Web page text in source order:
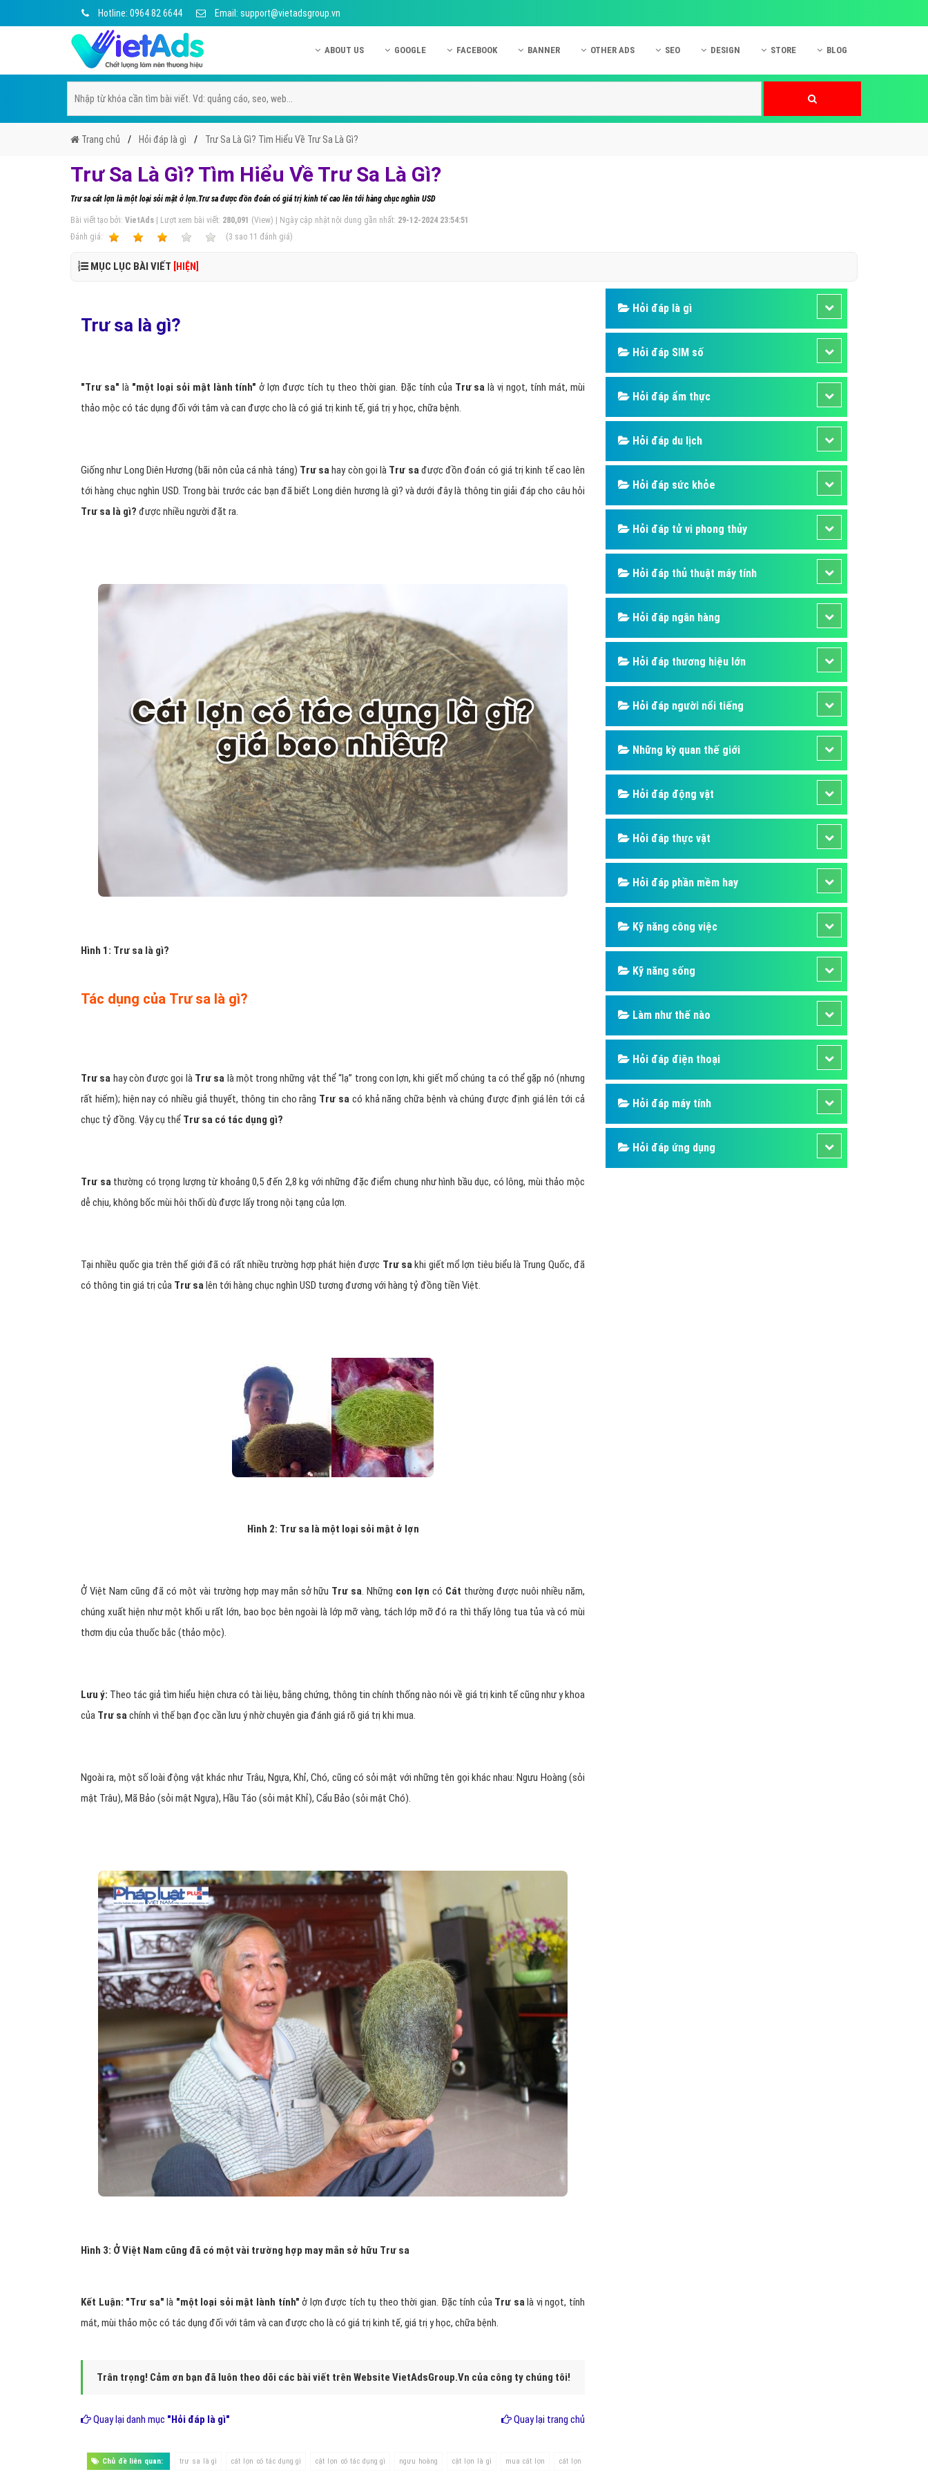
Hotline: 0964 82 6644 Email: support@vietadsgroup.vn
ABOUT US
Chính sách bảo mật Việt Ads
GOOGLE FACEBOOK BANNER OTHER ADS
Dịch vụ Domain & Hosting
Hỏi đáp phần mềm
Hỏi đáp quảng cáo TVC
Hỏi đáp quảng cáo Skype
Hỏi đáp Domain & Hosting
Hỏi đáp viết bài Marketing
Quảng cáo Youtube
Dịch vụ quảng cáo Youtube
Thiết kế ứng dụng
Quảng cáo Cốc Cốc hiệu quả
Quảng cáo Zalo chuyên nghiệp
Định nghĩa
SEO DESIGN STORE BLOG
Trang chủ Hỏi đáp là gì Trư Sa Là Gì? Tìm Hiểu Về Trư Sa Là Gì?
Trư Sa Là Gì? Tìm Hiểu Về Trư Sa Là Gì?
Trư sa cát lợn là một loại sỏi mật ở lợn.Trư sa được đồn đoán có giá trị kinh tế cao lên tới hàng chục nghìn USD
Bài viết tạo bởi: VietAds | Lượt xem bài viết: 280,091 (View) | Ngày cập nhật nội dung gần nhất: 29-12-2024 23:54:51
Ðánh giá:
(3 sao 11 đánh giá)
MỤC LỤC BÀI VIẾT [HIỆN]
Trư sa là gì?
"Trư sa" là "một loại sỏi mật lành tính" ở lợn được tích tụ theo thời gian. Đặc tính của Trư sa là vị ngọt, tính mát, mùi
thảo mộc có tác dụng đối với tâm và can được cho là có giá trị kinh tế, giá trị y học, chữa bệnh.
Giống như Long Diên Hương (bãi nôn của cá nhà táng) Trư sahay còn gọi là Trư sađược đồn đoán có giá trị kinh tế cao lên
tới hàng chục nghìn USD. Trong bài trước các bạn đã biết Long diên hương là gì? và dưới đây là thông tin giải đáp cho câu hỏi
Trư sa là gì? được nhiều người đặt ra.
Hình 1: Trư sa là gì?
Tác dụng của Trư sa là gì?
Trư sa hay còn được gọi là Trư sa là một trong những vật thể “lạ” trong con lợn, khi giết mổ chúng ta có thể gặp nó (nhưng
rất hiếm); hiện nay có nhiều giả thuyết, thông tin cho rằng Trư sa có khả năng chữa bệnh và chúng được định giá lên tới cả
chục tỷ đồng. Vậy cụ thể Trư sa có tác dụng gì?
Trư sathường có trọng lượng từ khoảng 0,5 đến 2,8 kg với những đặc điểm chung như hình bầu dục, có lông, mùi thảo mộc
dễ chịu, không bốc mùi hôi thối dù được lấy trong nội tạng của lợn.
Tại nhiều quốc gia trên thế giới đã có rất nhiều trường hợp phát hiện được Trư sakhi giết mổ lợn tiêu biểu là Trung Quốc, đã
có thông tin giá trị của Trư salên tới hàng chục nghìn USD tương đương với hàng tỷ đồng tiền Việt.
Hình 2: Trư sa là một loại sỏi mật ở lợn
Ở Việt Nam cũng đã có một vài trường hợp may mắn sở hữu Trư sa. Những con lợn có Cát thường được nuôi nhiều năm,
chúng xuất hiện như một khối u rất lớn, bao bọc bên ngoài là lớp mỡ vàng, tách lớp mỡ đó ra thì thấy lông tua tủa và có mùi
thơm dịu của thuốc bắc (thảo mộc).
Lưu ý: Theo tác giả tìm hiểu hiện chưa có tài liệu, bằng chứng, thông tin chính thống nào nói về giá trị kinh tế cũng như y khoa
của Trư sachính vì thế bạn đọc cần lưu ý nhờ chuyên gia đánh giá rõ giá trị khi mua.
Ngoài ra, một số loài động vật khác như Trâu, Ngựa, Khỉ, Chó, cũng có sỏi mật với những tên gọi khác nhau: Ngưu Hoàng (sỏi
mật Trâu), Mã Bảo (sỏi mật Ngựa), Hầu Táo (sỏi mật Khỉ), Cẩu Bảo (sỏi mật Chó).
Hình 3: Ở Việt Nam cũng đã có một vài trường hợp may mắn sở hữu Trư sa
Kết Luận: "Trư sa" là "một loại sỏi mật lành tính" ở lợn được tích tụ theo thời gian. Đặc tính của Trư salà vị ngọt, tính
mát, mùi thảo mộc có tác dụng đối với tâm và can được cho là có giá trị kinh tế, giá trị y học, chữa bệnh.
Trân trọng! Cảm ơn bạn đã luôn theo dõi các bài viết trên Website VietAdsGroup.Vn của công ty chúng tôi!
Quay lại danh mục "Hỏi đáp là gì" Quay lại trang chủ
Chủ đề liên quan: trư sa là gì cát lợn có tác dụng gì cật lợn có tác dụng gì ngưu hoàng cật lợn là gì mua cát lợn cát lợn
Hỏi đáp là gì
Hỏi đáp SIM số
Hỏi đáp ẩm thực
Hỏi đáp du lịch
Hỏi đáp sức khỏe
Hỏi đáp tử vi phong thủy
Hỏi đáp thủ thuật máy tính
Hỏi đáp ngân hàng
Hỏi đáp thương hiệu lớn
Hỏi đáp người nổi tiếng
Những kỳ quan thế giới
Hỏi đáp động vật
Hỏi đáp thực vật
Hỏi đáp phần mềm hay
Kỹ năng công việc
Kỹ năng sống
Làm như thế nào
Hỏi đáp điện thoại
Hỏi đáp máy tính
Hỏi đáp ứng dụng